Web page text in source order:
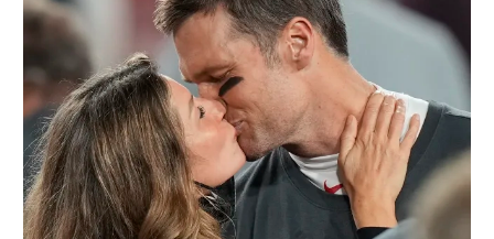
תנאי שימוש
מדיניות פרטיות
תקנון פעילות ספורט 1
רשיון להקרנה פומבית לבית עסק
ספורט אתגרי ואקסטרים
אומנויות לחימה
גיימינג E-Sports